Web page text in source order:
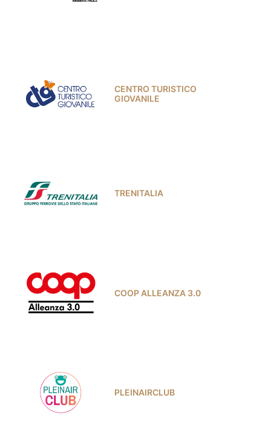
CENTRO TURISTICO
GIOVANILE
TRENITALIA
COOP ALLEANZA 3.0
PLEINAIRCLUB